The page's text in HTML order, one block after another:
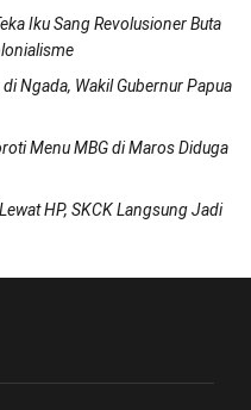
Iku Sang Revolusioner Buta
Ngada, Wakil Gubernur Papua
Menu MBG di Maros Diduga
HP, SKCK Langsung Jadi